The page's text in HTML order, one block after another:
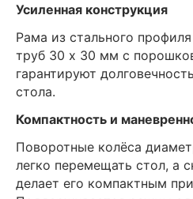
Усиленная конструкция
Рама из стального
труб 30 х 30 мм с
гарантируют
стола.
Компактность и
Поворотные колёса
легко перемещать стол, а
делает его компактным